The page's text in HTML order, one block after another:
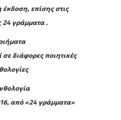
έκδοση, επίσης στις
24 γράμματα .
σε διάφορες ποιητικές
από «24 γράμματα»